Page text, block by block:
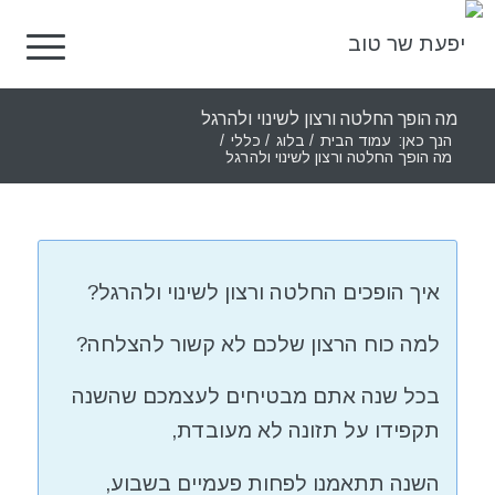
מה הופך החלטה ורצון לשינוי ולהרגל
הנך כאן: עמוד הבית / בלוג / כללי /
מה הופך החלטה ורצון לשינוי ולהרגל
איך הופכים החלטה ורצון לשינוי ולהרגל?
למה כוח הרצון שלכם לא קשור להצלחה?
בכל שנה אתם מבטיחים לעצמכם שהשנה
תקפידו על תזונה לא מעובדת,
השנה תתאמנו לפחות פעמיים בשבוע,